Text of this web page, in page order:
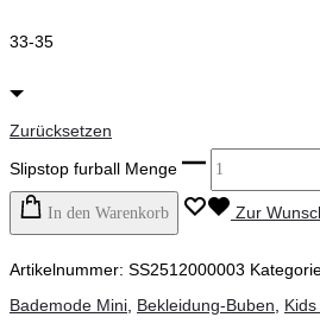
33-35
Zurücksetzen
Slipstop furball Menge
In den Warenkorb Zur
Artikelnummer: SS2512000003
Bademode Mini, Bekleidung-Buben,